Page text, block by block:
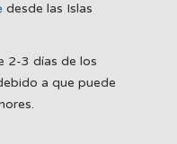
desde las Islas
2-3 días de los
a que puede